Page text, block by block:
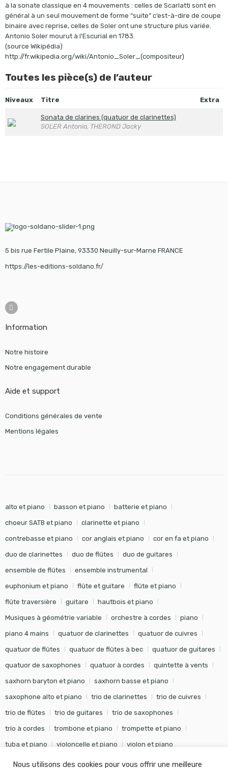
à la sonate classique en 4 mouvements : celles de Scarlatti sont en
général à un seul mouvement de forme “suite” c’est-à-dire de coupe
binaire avec reprise, celles de Soler ont une structure plus variée.
Antonio Soler mourut à l’Escurial en 1783.
(source Wikipédia)
http://fr.wikipedia.org/wiki/Antonio_Soler_(compositeur)
Toutes les pièce(s) de l’auteur
Niveaux Titre Extra
Sonata de clarines (quatuor de clarinettes)
SOLER Antonio, THEROND Jacky
5 bis rue Fertile Plaine, 93330 Neuilly-sur-Marne FRANCE
https://les-editions-soldano.fr/
Information
Notre histoire
Notre engagement durable
Aide et support
Conditions générales de vente
Mentions légales
alto et piano basson et piano batterie et piano
choeur SATB et piano clarinette et piano
contrebasse et piano cor anglais et piano cor en fa et piano
duo de clarinettes duo de flûtes duo de guitares
ensemble de flûtes ensemble instrumental
euphonium et piano flûte et guitare flûte et piano
flûte traversière guitare hautbois et piano
Musiques à géométrie variable orchestre à cordes piano
piano 4 mains quatuor de clarinettes quatuor de cuivres
quatuor de flûtes quatuor de flûtes à bec quatuor de guitares
quatuor de saxophones quatuor à cordes quintette à vents
saxhorn baryton et piano saxhorn basse et piano
saxophone alto et piano trio de clarinettes trio de cuivres
trio de flûtes trio de guitares trio de saxophones
trio à cordes trombone et piano trompette et piano
tuba et piano violoncelle et piano violon et piano
Nous utilisons des cookies pour vous offrir une meilleure